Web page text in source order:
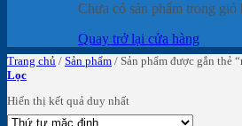
Chưa có sản phẩm trong giỏ
Quay trở lại cửa hàng
Trang chủ / Sản phẩm / Sản phẩm được gắn thẻ
Lọc
Hiển thị kết quả duy nhất